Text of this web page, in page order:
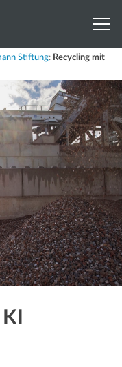
Stiftung: Recycling mit